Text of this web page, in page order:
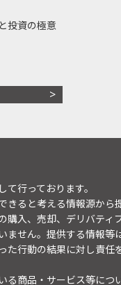
投資の極意
行っております。
きると考える情報源か
購入、売却、デリバテ
ません。提供する情報
た行動の結果に対し責
る商品・サービス等に